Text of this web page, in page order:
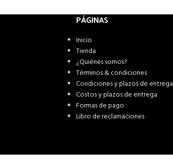
PÁGINAS
Inicio
Tienda
¿Quiénes somos?
Términos & condiciones
Condiciones y plazos de entrega
Costos y plazos de entrega
Formas de pago
Libro de reclamaciones